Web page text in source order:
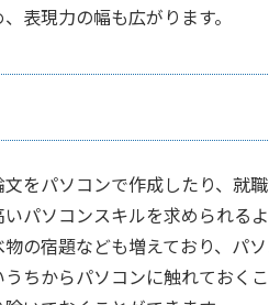
表現力の幅も広がります。
をパソコンで作成したり、就
パソコンスキルを求められる
物の宿題なども増えており、パ
うちからパソコンに触れておく